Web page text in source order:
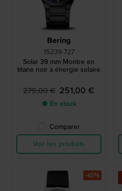
Bering
15239-727
Solar 39 mm Montre en
titane noir à énergie solaire
279,00 € 251,00 €
● En stock
Comparer
Voir les produits
-45%